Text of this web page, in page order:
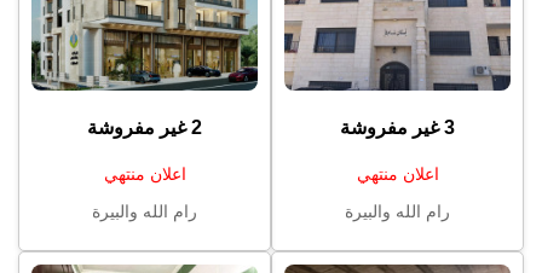
3 غير مفروشة
اعلان منتهي
رام الله والبيرة
2 غير مفروشة
اعلان منتهي
رام الله والبيرة